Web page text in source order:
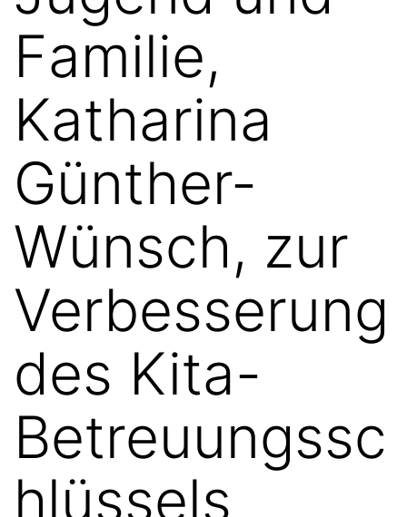
Familie,
Katharina
Günther-
Wünsch, zur
Verbesserung
des Kita-
Betreuungssc
hlüssels